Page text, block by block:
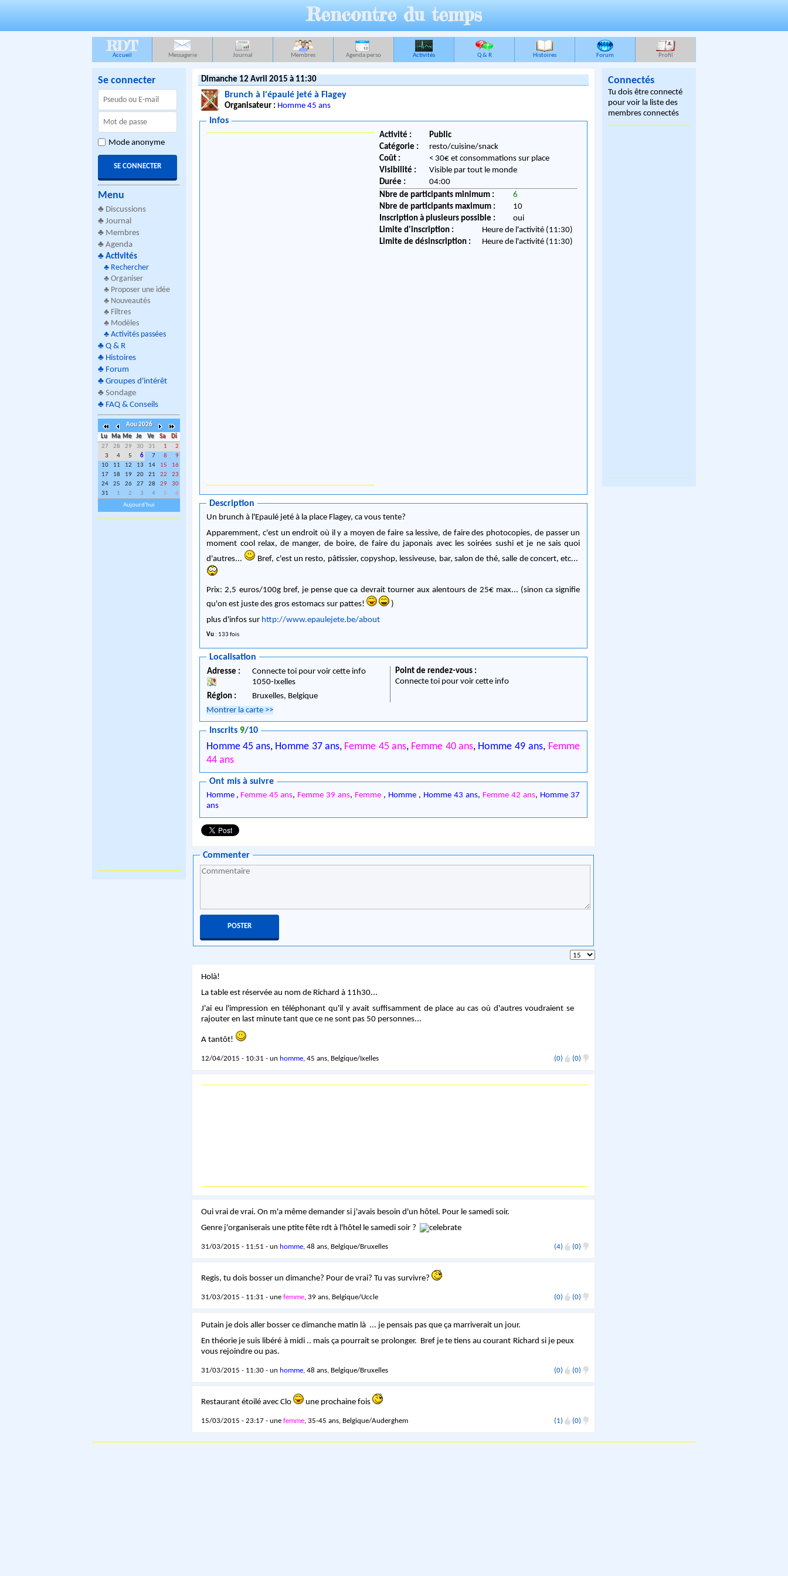
Rencontre du temps
RDT
Accueil Messagerie Journal Membres Agenda perso Activités Q & R Histoires Forum Profil
Se connecter
Mode anonyme
Menu
♣ Discussions
♣ Journal
♣ Membres
♣ Agenda
♣ Activités
♣ Rechercher
♣ Organiser
♣ Proposer une idée
♣ Nouveautés
♣ Filtres
♣ Modèles
♣ Activités passées
♣ Q & R
♣ Histoires
♣ Forum
♣ Groupes d'intérêt
♣ Sondage
♣ FAQ & Conseils
Aou 2026
Lu
Ma Me Je Ve Sa
Di
27
28 29 30 31 1
2
3
4 5 6 7 8
9
10
11 12 13 14 15
16
17
18 19 20 21 22
23
24
25 26 27 28 29
30
31
1 2 3 4 5
6
Aujourd'hui
Dimanche 12 Avril 2015 à 11:30
Brunch à l'épaulé jeté à Flagey
Organisateur : Homme 45 ans
Infos
Activité :
Public
Catégorie :
resto/cuisine/snack
Coût :
< 30€ et consommations sur place
Visibilité :
Visible par tout le monde
Durée :
04:00
Nbre de participants minimum :
6
Nbre de participants maximum :
10
Inscription à plusieurs possible :
oui
Limite d'inscription :
Heure de l'activité (11:30)
Limite de désinscription :
Heure de l'activité (11:30)
Description
Un brunch à l'Epaulé jeté à la place Flagey, ca vous tente?
Apparemment, c'est un endroit où il y a moyen de faire sa lessive, de faire des photocopies, de passer un
moment cool relax, de manger, de boire, de faire du japonais avec les soirées sushi et je ne sais quoi
d'autres...
Bref, c'est un resto, pâtissier, copyshop, lessiveuse, bar, salon de thé, salle de concert, etc...
Prix: 2,5 euros/100g bref, je pense que ca devrait tourner aux alentours de 25€ max... (sinon ca signifie
qu'on est juste des gros estomacs sur pattes!
)
plus d'infos sur http://www.epaulejete.be/about
Vu : 133 fois
Localisation
Adresse :
Connecte toi pour voir cette info
1050-Ixelles
Région :
Bruxelles, Belgique
Point de rendez-vous :
Connecte toi pour voir cette info
Montrer la carte >>
Inscrits 9/10
Homme 45 ans, Homme 37 ans, Femme 45 ans, Femme 40 ans, Homme 49 ans, Femme
44 ans
Ont mis à suivre
Homme , Femme 45 ans, Femme 39 ans, Femme , Homme , Homme 43 ans, Femme 42 ans, Homme 37
ans
Commenter
Holà!
La table est réservée au nom de Richard à 11h30...
J'ai eu l'impression en téléphonant qu'il y avait suffisamment de place au cas où d'autres voudraient se
rajouter en last minute tant que ce ne sont pas 50 personnes...
A tantôt!
12/04/2015 - 10:31 - un homme, 45 ans, Belgique/Ixelles (0) (0)
Oui vrai de vrai. On m'a même demander si j'avais besoin d'un hôtel. Pour le samedi soir.
Genre j'organiserais une ptite fête rdt à l'hôtel le samedi soir ?
31/03/2015 - 11:51 - un homme, 48 ans, Belgique/Bruxelles (4) (0)
Regis, tu dois bosser un dimanche? Pour de vrai? Tu vas survivre?
31/03/2015 - 11:31 - une femme, 39 ans, Belgique/Uccle (0) (0)
Putain je dois aller bosser ce dimanche matin là ... je pensais pas que ça marriverait un jour.
En théorie je suis libéré à midi .. mais ça pourrait se prolonger. Bref je te tiens au courant Richard si je peux
vous rejoindre ou pas.
31/03/2015 - 11:30 - un homme, 48 ans, Belgique/Bruxelles (0) (0)
Restaurant étoilé avec Clo une prochaine fois
15/03/2015 - 23:17 - une femme, 35-45 ans, Belgique/Auderghem (1) (0)
Connectés
Tu dois être connecté
pour voir la liste des
membres connectés